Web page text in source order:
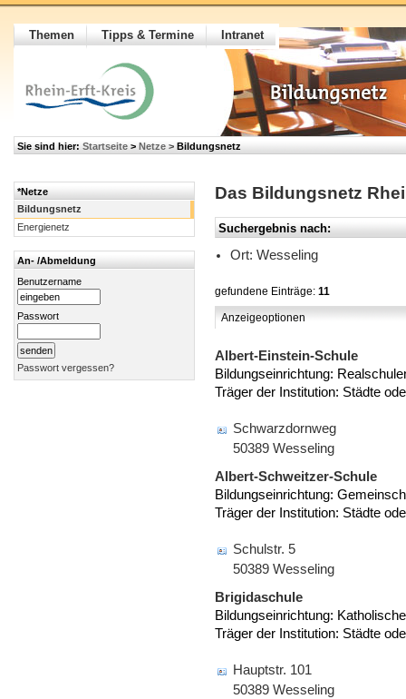
Themen Tipps & Termine Intranet
Sie sind hier:Startseite > Netze > Bildungsnetz
Das Bildungsnetz
Suchergebnis nach:
Ort: Wesseling
gefundene Einträge: 11
Anzeigeoptionen
Albert-Einstein-Schule
Bildungseinrichtung:
Träger der Institution: Städte
Schwarzdornweg
50389 Wesseling
Albert-Schweitzer-Schule
Bildungseinrichtung:
Träger der Institution: Städte
Schulstr. 5
50389 Wesseling
Brigidaschule
Bildungseinrichtung:
Träger der Institution: Städte
Hauptstr. 101
50389 Wesseling
*Netze
Bildungsnetz
Energienetz
An- /Abmeldung
Benutzername
Passwort
Passwort vergessen?